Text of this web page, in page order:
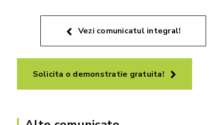
Vezi comunicatul integral!
Solicita o demonstratie gratuita!